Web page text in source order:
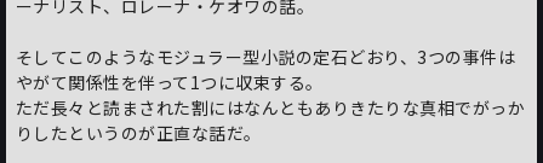
ーナリスト、ロレーナ・ケオワの話。
そしてこのようなモジュラー型小説の定石どおり、3つの事件は
やがて関係性を伴って1つに収束する。
ただ長々と読まされた割にはなんともありきたりな真相でがっか
りしたというのが正直な話だ。